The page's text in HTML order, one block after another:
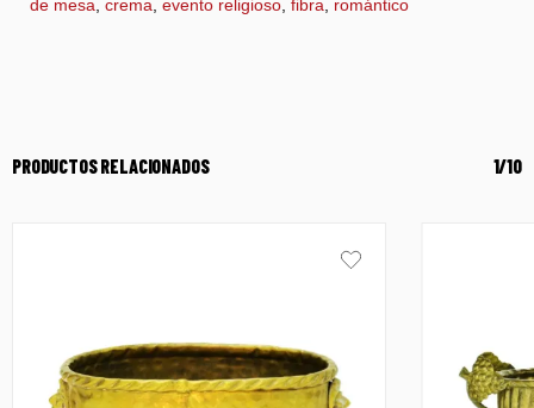
de mesa crema evento religioso fibra romántico
PRODUCTOS RELACIONADOS 1/10